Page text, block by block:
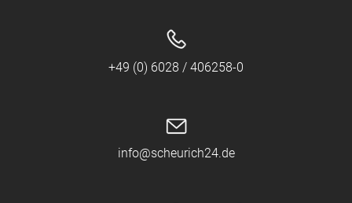
+49 (0) 6028 / 406258-0
info@scheurich24.de